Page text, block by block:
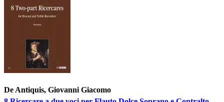
De Antiquis, Giovanni Giacomo